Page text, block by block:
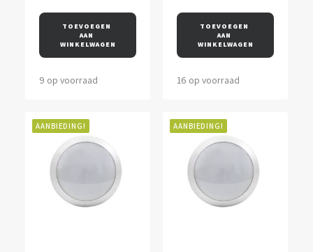
was:
€80,00.
is:
€20,00.
TOEVOEGEN
AAN
WINKELWAGEN
9 op voorraad
was:
€95,00.
is:
€35,00.
TOEVOEGEN
AAN
WINKELWAGEN
16 op voorraad
AANBIEDING! AANBIEDING!